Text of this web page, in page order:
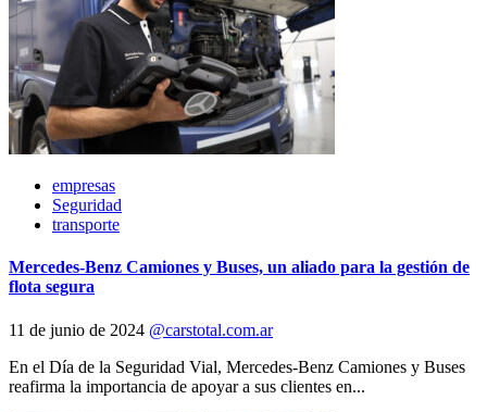
empresas
Seguridad
transporte
Mercedes-Benz Camiones y Buses, un aliado para la gestión de
flota segura
11 de junio de 2024 @carstotal.com.ar
En el Día de la Seguridad Vial, Mercedes-Benz Camiones y Buses
reafirma la importancia de apoyar a sus clientes en...